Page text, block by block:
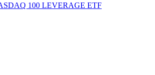
100 LEVERAGE ETF